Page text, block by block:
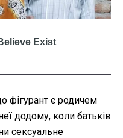
фігурант є родичем
додому, коли батьків
сексуальне